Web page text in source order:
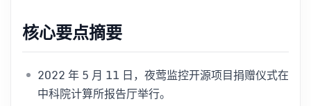
核心要点摘要
2022 年 5 月 11 日，夜莺监控开源项目捐赠仪式在
中科院计算所报告厅举行。